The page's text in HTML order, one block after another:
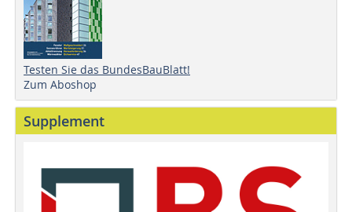
Testen Sie das BundesBauBlatt!
Zum Aboshop
Supplement